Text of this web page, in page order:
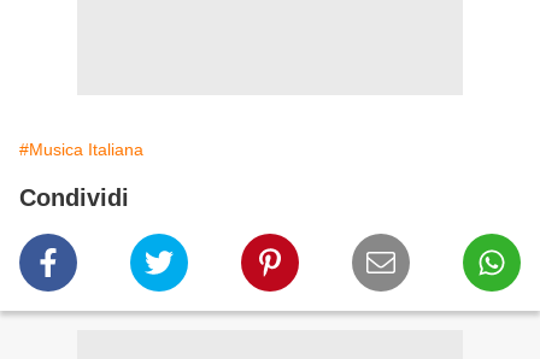
#Musica Italiana
Condividi